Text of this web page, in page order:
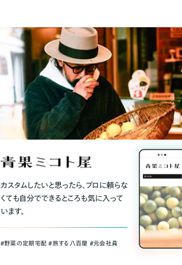
カスタムしたいと思ったら、プロに頼らな
くても自分でできるところも気に入って
います。
＃野菜の定期宅配 ＃旅する八百屋 ＃元会社員